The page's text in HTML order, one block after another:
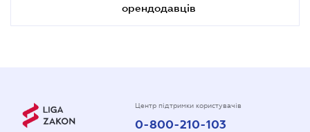
орендодавців
Центр підтримки користувачів
0-800-210-103